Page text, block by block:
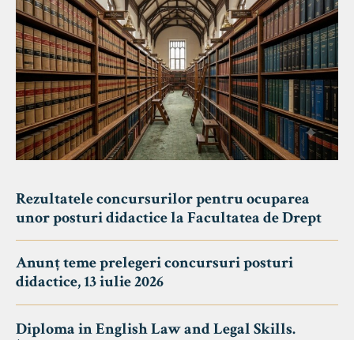
Rezultatele concursurilor pentru ocuparea
unor posturi didactice la Facultatea de Drept
Anunț teme prelegeri concursuri posturi
didactice, 13 iulie 2026
Diploma in English Law and Legal Skills.